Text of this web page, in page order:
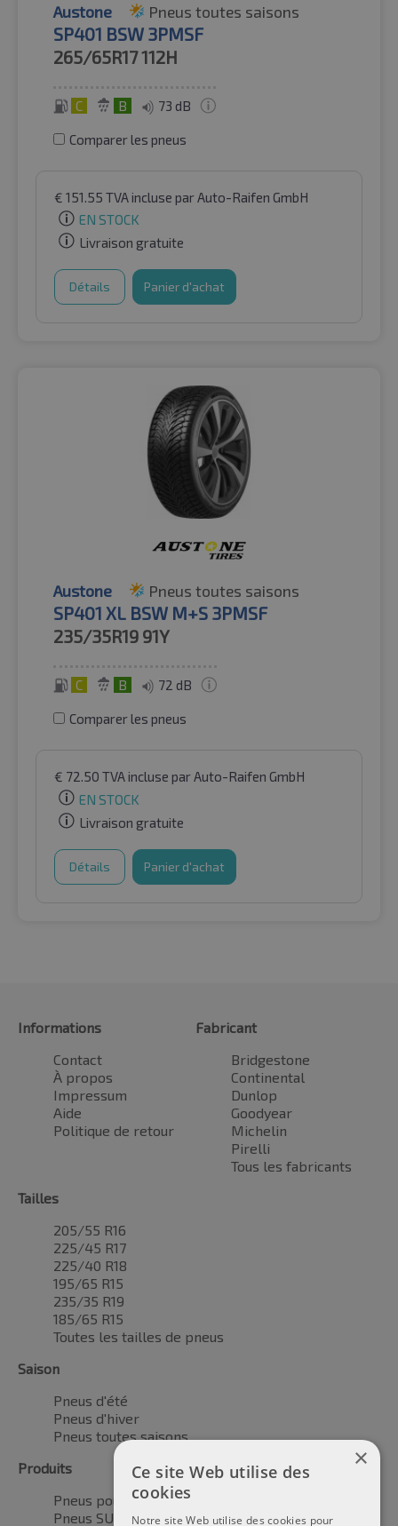
Austone Pneus toutes saisons
SP401 BSW 3PMSF
265/65R17112H
C B 73 dB
Comparer les pneus
€ 151.55 TVA incluse par Auto-Raifen GmbH
EN STOCK
Livraison gratuite
Détails Panier d'achat
Austone Pneus toutes saisons
SP401 XL BSW M+S 3PMSF
235/35R19 91Y
C B 72 dB
Comparer les pneus
€ 72.50 TVA incluse par Auto-Raifen GmbH
EN STOCK
Livraison gratuite
Détails Panier d'achat
Informations
Contact
À propos
Impressum
Aide
Politique de retour
Fabricant
Bridgestone
Continental
Dunlop
Goodyear
Michelin
Pirelli
Tous les fabricants
Tailles
205/55 R16
225/45 R17
225/40 R18
195/65 R15
235/35 R19
185/65 R15
Toutes les tailles de pneus
Saison
Pneus d'été
Pneus d'hiver
Pneus toutes saisons
Produits
Pneus pour voitures
Pneus SUV / 4x4
×
Ce site Web utilise des
cookies
Notre site Web utilise des cookies pour